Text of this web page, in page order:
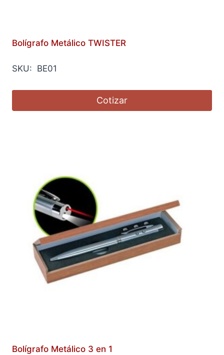
Bolígrafo Metálico TWISTER
SKU: BE01
Cotizar
Bolígrafo Metálico 3 en 1